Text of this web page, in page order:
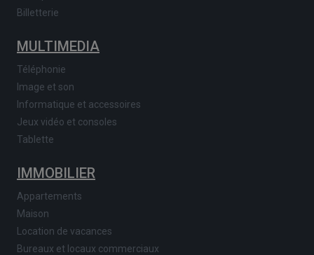
Billetterie
MULTIMEDIA
Téléphonie
Image et son
Informatique et accessoires
Jeux vidéo et consoles
Tablette
IMMOBILIER
Appartements
Maison
Location de vacances
Bureaux et locaux commerciaux